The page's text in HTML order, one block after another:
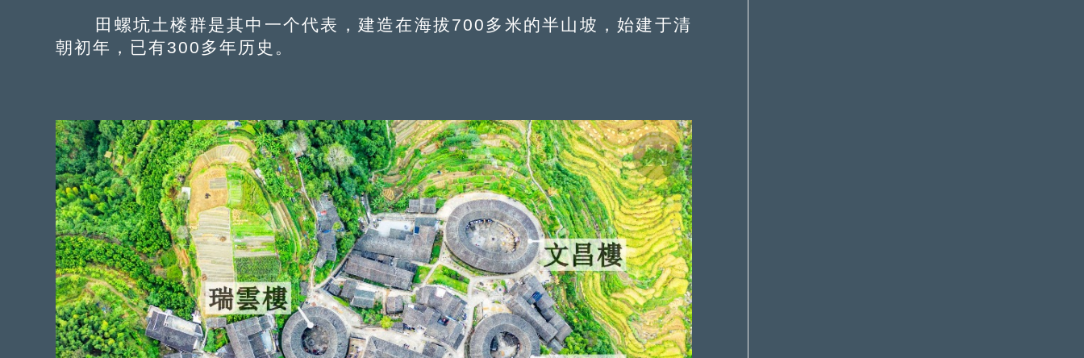
田螺坑土楼群是其中一个代表，建造在海拔700多米的半山坡，始建于清
朝初年，已有300多年历史。